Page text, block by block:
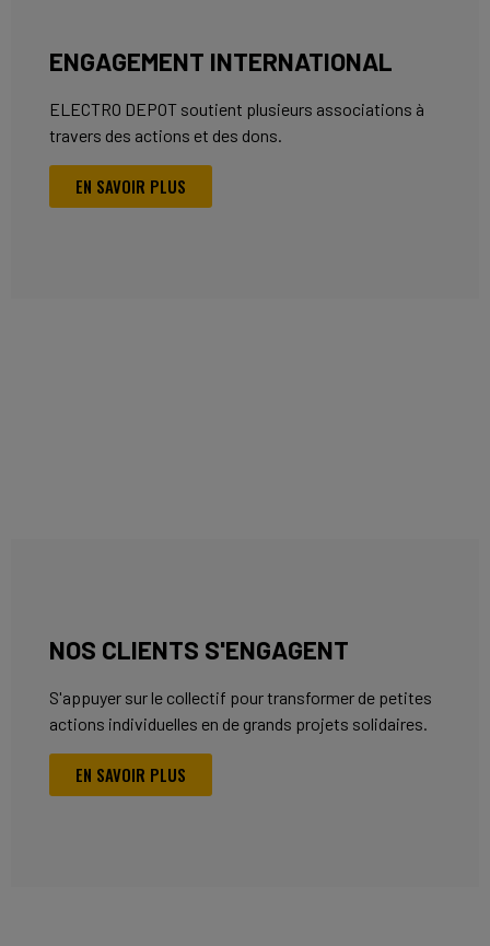
ENGAGEMENT INTERNATIONAL
ELECTRO DEPOT soutient plusieurs associations à
travers des actions et des dons.
EN SAVOIR PLUS
NOS CLIENTS S'ENGAGENT
S'appuyer sur le collectif pour transformer de petites
actions individuelles en de grands projets solidaires.
EN SAVOIR PLUS